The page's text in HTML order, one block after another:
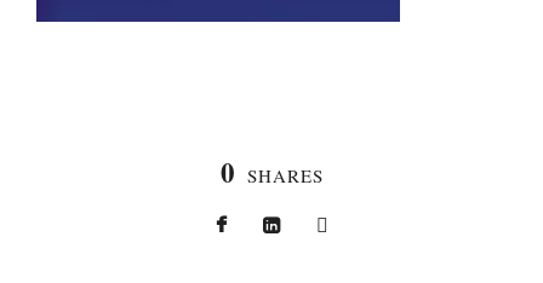
0 SHARES